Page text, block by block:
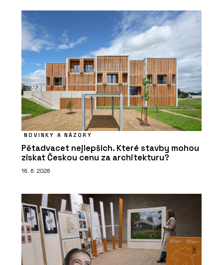
NOVINKY A NÁZORY
Pětadvacet nejlepších. Které stavby mohou
získat Českou cenu za architekturu?
16. 6. 2026